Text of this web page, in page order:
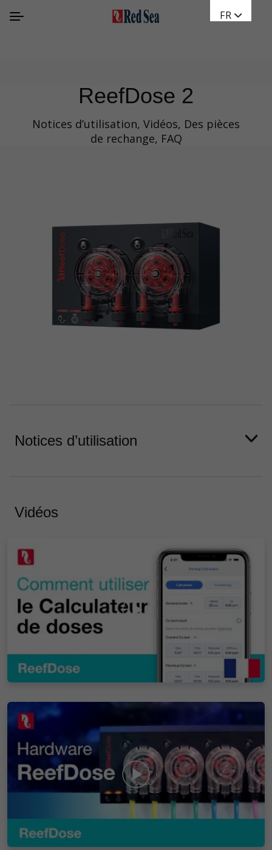
FR
ReefDose 2
Notices d’utilisation, Vidéos, Des pièces
de rechange, FAQ
Notices d’utilisation
Vidéos